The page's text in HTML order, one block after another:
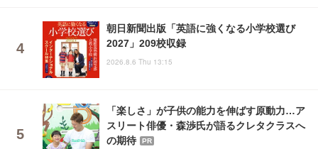
朝日新聞出版「英語に強くなる小学校選び
2027」209校収録
2026.8.6 Thu 13:15
「楽しさ」が子供の能力を伸ばす原動力…ア
スリート俳優・森渉氏が語るクレタクラスへ
の期待
PR